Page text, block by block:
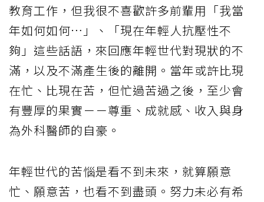
教育工作，但我很不喜歡許多前輩用「我當
年如何如何…」、「現在年輕人抗壓性不
夠」這些話語，來回應年輕世代對現狀的不
滿，以及不滿產生後的離開。當年或許比現
在忙、比現在苦，但忙過苦過之後，至少會
有豐厚的果實－－尊重、成就感、收入與身
為外科醫師的自豪。
年輕世代的苦惱是看不到未來，就算願意
忙、願意苦，也看不到盡頭。努力未必有希